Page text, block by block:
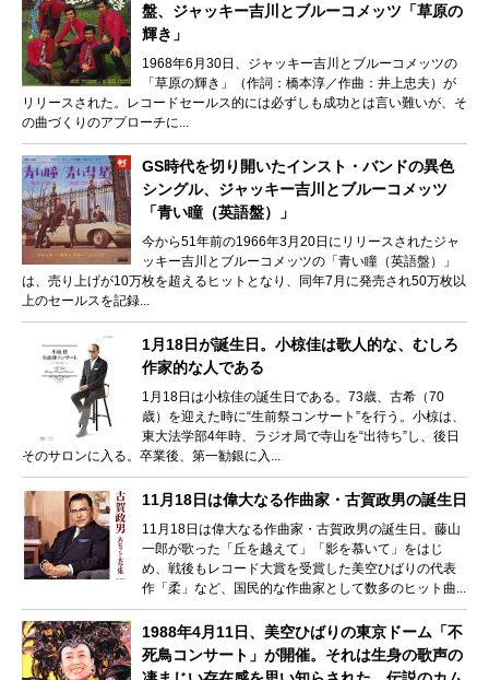
盤、ジャッキー吉川とブルーコメッツ「草原の
輝き」
1968年6月30日、ジャッキー吉川とブルーコメッツの
「草原の輝き」（作詞：橋本淳／作曲：井上忠夫）が
リリースされた。レコードセールス的には必ずしも成功とは言い難いが、そ
の曲づくりのアプローチに...
GS時代を切り開いたインスト・バンドの異色
シングル、ジャッキー吉川とブルーコメッツ
「青い瞳（英語盤）」
今から51年前の1966年3月20日にリリースされたジャ
ッキー吉川とブルーコメッツの「青い瞳（英語盤）」
は、売り上げが10万枚を超えるヒットとなり、同年7月に発売され50万枚以
上のセールスを記録...
1月18日が誕生日。小椋佳は歌人的な、むしろ
作家的な人である
1月18日は小椋佳の誕生日である。73歳、古希（70
歳）を迎えた時に“生前祭コンサート”を行う。小椋は、
東大法学部4年時、ラジオ局で寺山を“出待ち”し、後日
そのサロンに入る。卒業後、第一勧銀に入...
11月18日は偉大なる作曲家・古賀政男の誕生日
11月18日は偉大なる作曲家・古賀政男の誕生日。藤山
一郎が歌った「丘を越えて」「影を慕いて」をはじ
め、戦後もレコード大賞を受賞した美空ひばりの代表
作「柔」など、国民的な作曲家として数多のヒット曲...
1988年4月11日、美空ひばりの東京ドーム「不
死鳥コンサート」が開催。それは生身の歌声の